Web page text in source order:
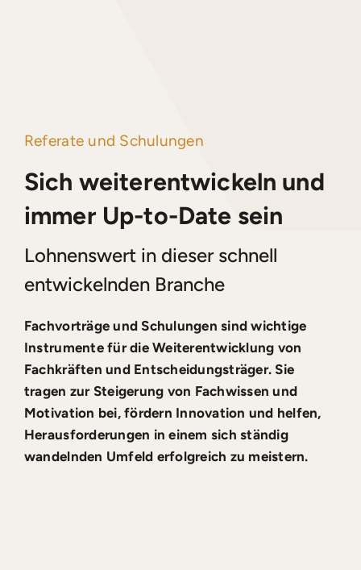
Referate und Schulungen
Sich weiterentwickeln und
immer Up-to-Date sein
Lohnenswert in dieser schnell
entwickelnden Branche
Fachvorträge und Schulungen sind wichtige
Instrumente für die Weiterentwicklung von
Fachkräften und Entscheidungsträger. Sie
tragen zur Steigerung von Fachwissen und
Motivation bei, fördern Innovation und helfen,
Herausforderungen in einem sich ständig
wandelnden Umfeld erfolgreich zu meistern.